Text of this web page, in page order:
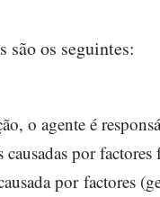
são os seguintes:
o agente é
causadas por
por factores